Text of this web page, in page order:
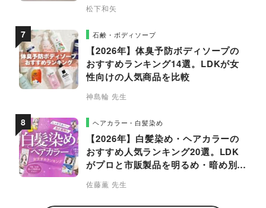
松下和矢
石鹸・ボディソープ
【2026年】体臭予防ボディソープの
おすすめランキング14選。LDKが女
性向けの人気商品を比較
神島輪 先生
ヘアカラー・白髪染め
【2026年】白髪染め・ヘアカラーの
おすすめ人気ランキング20選。LDK
がプロと市販製品を明るめ・暗め別に
佐藤薫 先生